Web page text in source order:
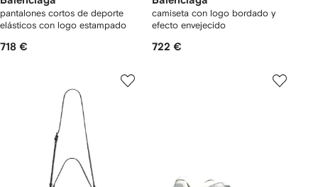
pantalones cortos de deporte
elásticos con logo estampado
718 €
camiseta con logo bordado y
efecto envejecido
722 €